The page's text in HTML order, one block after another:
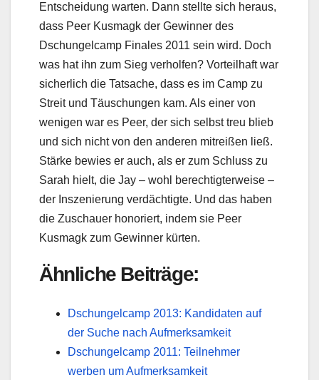
Entscheidung warten. Dann stellte sich heraus,
dass Peer Kusmagk der Gewinner des
Dschungelcamp Finales 2011 sein wird. Doch
was hat ihn zum Sieg verholfen? Vorteilhaft war
sicherlich die Tatsache, dass es im Camp zu
Streit und Täuschungen kam. Als einer von
wenigen war es Peer, der sich selbst treu blieb
und sich nicht von den anderen mitreißen ließ.
Stärke bewies er auch, als er zum Schluss zu
Sarah hielt, die Jay – wohl berechtigterweise –
der Inszenierung verdächtigte. Und das haben
die Zuschauer honoriert, indem sie Peer
Kusmagk zum Gewinner kürten.
Ähnliche Beiträge:
Dschungelcamp 2013: Kandidaten auf
der Suche nach Aufmerksamkeit
Dschungelcamp 2011: Teilnehmer
werben um Aufmerksamkeit